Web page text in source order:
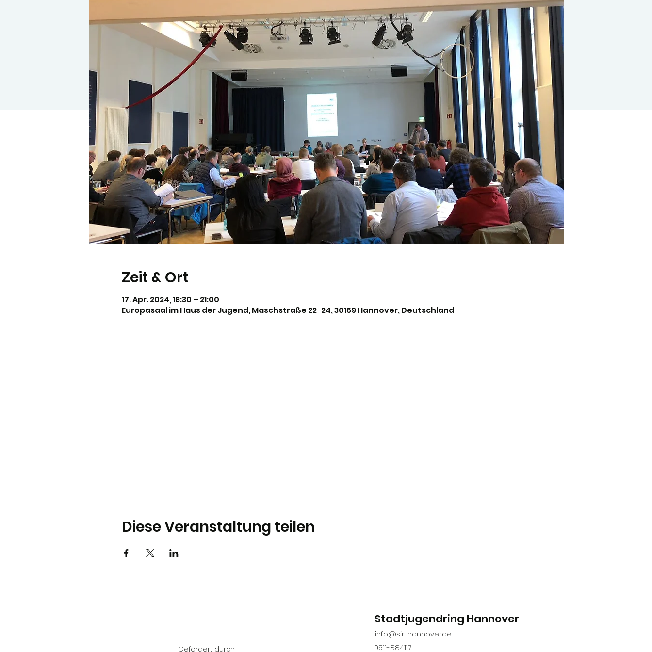
Zeit & Ort
17. Apr. 2024, 18:30 – 21:00
Europasaal im Haus der Jugend, Maschstraße 22-24, 30169 Hannover, Deutschland
Diese Veranstaltung teilen
Stadtjugendring Hannover
info@sjr-hannover.de
Gefördert durch: 0511-884117